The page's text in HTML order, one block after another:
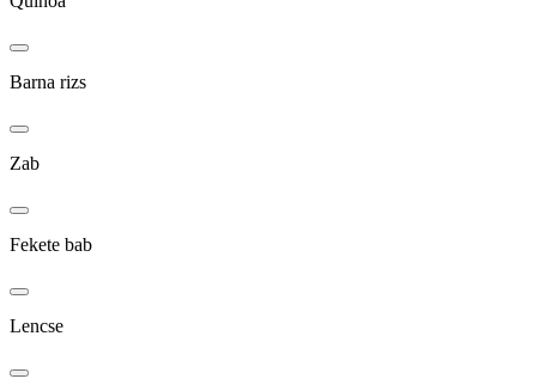
Barna rizs
Zab
Fekete bab
Lencse